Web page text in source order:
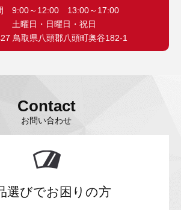
9:00～12:00 13:00～17:00
曜日・日曜日・祝日
鳥取県八頭郡八頭町奥谷182-1
Contact
お問い合わせ
選びでお困りの方